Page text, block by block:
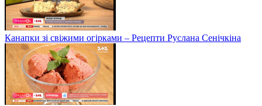
Канапки зі свіжими огірками – Рецепти Руслана Сенічкіна